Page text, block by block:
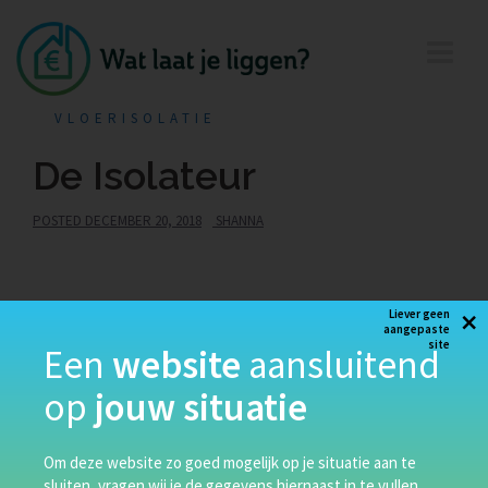
VLOERISOLATIE
De Isolateur
POSTED DECEMBER 20, 2018 SHANNA
Een website aansluitend
op jouw situatie
Om deze website zo goed mogelijk op je situatie aan te
Liever geen
aangepaste
site
×